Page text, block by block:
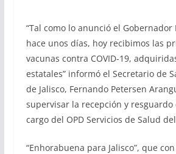
“Tal como lo anunció el
hace unos días, hoy recibimos las
vacunas contra COVID-19,
estatales” informó el Secretario de
de Jalisco, Fernando Petersen
supervisar la recepción y resguardo
cargo del OPD Servicios de Salud
“Enhorabuena para Jalisco”, que